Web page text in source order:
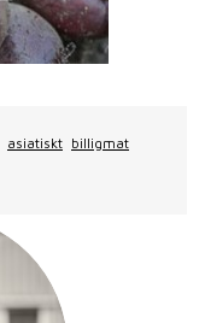
asiatiskt billigmat